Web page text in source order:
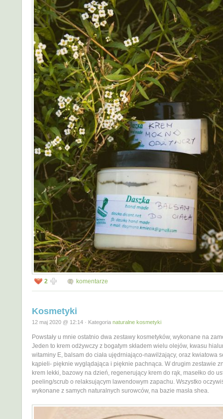
2 komentarze
Kosmetyki
12 maj 2020 @ 12:14 · Kategoria naturalne kosmetyki
Powstały u mnie ostatnio dwa zestawy kosmetyków, wykonane na
Jeden to krem odżywczy z bogatym składem wielu olejów, kwasu
witaminy E, balsam do ciała ujędrniająco-nawilżający, oraz kwiatowa
kąpieli- pięknie wyglądająca i pięknie pachnąca. W drugim zestawie
krem lekki, bazowy na dzień, regenerujący krem do rąk, masełko do
peeling/scrub o relaksującym lawendowym zapachu. Wszystko
wykonane z samych naturalnych surowców, na bazie masła shea.